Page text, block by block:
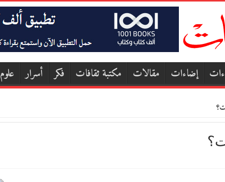
إضاءات مقالات مكتبة ثقافات فكر أسرار علوم